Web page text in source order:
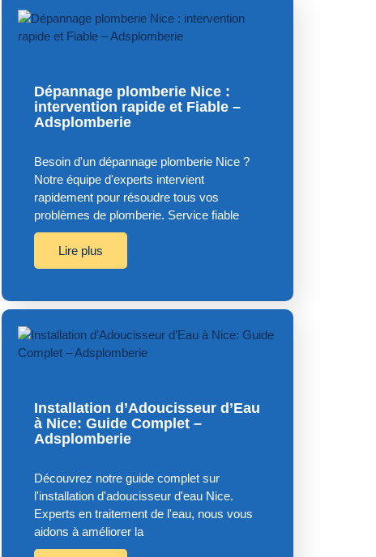
Dépannage plomberie Nice :
intervention rapide et Fiable –
Adsplomberie
Besoin d'un dépannage plomberie Nice ?
Notre équipe d'experts intervient
rapidement pour résoudre tous vos
problèmes de plomberie. Service fiable
Lire plus
Installation d’Adoucisseur d’Eau
à Nice: Guide Complet –
Adsplomberie
Découvrez notre guide complet sur
l'installation d'adoucisseur d'eau Nice.
Experts en traitement de l'eau, nous vous
aidons à améliorer la